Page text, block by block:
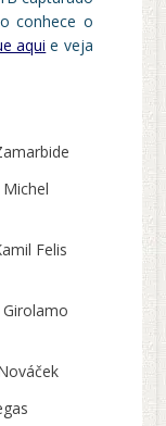
conhece o
aqui e veja
Felis